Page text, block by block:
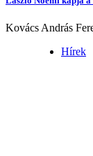
Kovács András
Hírek